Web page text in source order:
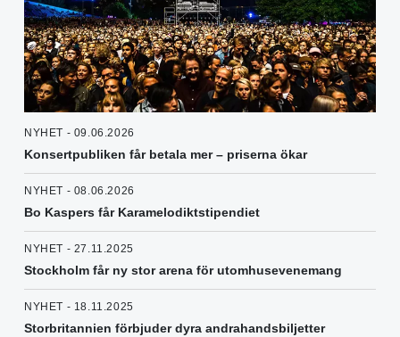
NYHET - 09.06.2026
Konsertpubliken får betala mer – priserna ökar
NYHET - 08.06.2026
Bo Kaspers får Karamelodiktstipendiet
NYHET - 27.11.2025
Stockholm får ny stor arena för utomhusevenemang
NYHET - 18.11.2025
Storbritannien förbjuder dyra andrahandsbiljetter